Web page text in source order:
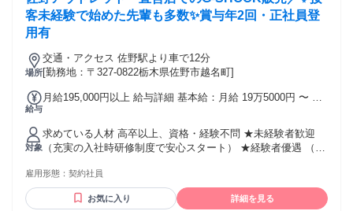
客未経験で始めた先輩も多数✨賞与年2回・正社員登
用有
場所
交通・アクセス 佐野駅より車で12分
[勤務地：〒327-0822栃木県佐野市越名町]
給与
月給195,000円以上 給与詳細 基本給：月給 19万5000円 〜 固
皆勤・家族手当金額：なし 全員に一律で支払われるその他手
当金額：なし ◆上記給与額に残業代は 含んでおりません。
残業代は1分単位で 別途支給いたします。 ◆交通費は別途全
額支給 車通勤もＯＫです。 ガソリン代の支給及び 施設の従
12月） /昨年実績3.0～4.0ヶ月
対象
求めている人材 高卒以上、資格・経験不問 ★未経験者歓迎
（充実の入社時研修制度で安心スタート） ★経験者優遇 （前
験の方も 安心してご応募ください≫ 現在、全国で20代の男女
が 活躍していますが、 みんな時計販売未経験からの入社で
す。 アパレルや雑貨などの 販売経験者のみではなく、 カフ
雇用形態： 契約社員
お気に入り 詳細を見る